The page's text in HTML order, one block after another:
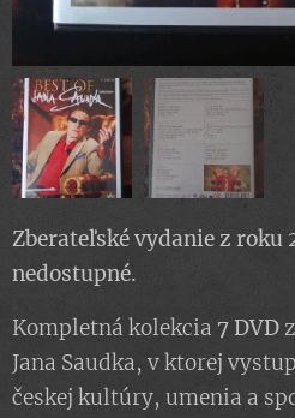
Zberateľské vydanie z roku
nedostupné.
Kompletná kolekcia 7 DVD
Jana Saudka, v ktorej
českej kultúry, umenia a